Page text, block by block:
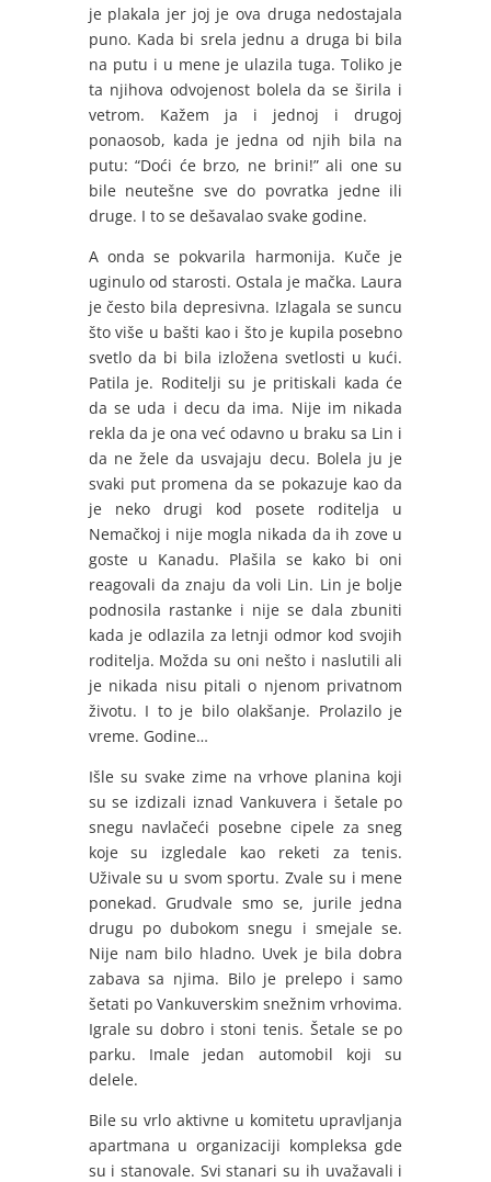
je plakala jer joj je ova druga nedostajala
puno. Kada bi srela jednu a druga bi bila
na putu i u mene je ulazila tuga. Toliko je
ta njihova odvojenost bolela da se širila i
vetrom. Kažem ja i jednoj i drugoj
ponaosob, kada je jedna od njih bila na
putu: “Doći će brzo, ne brini!” ali one su
bile neutešne sve do povratka jedne ili
druge. I to se dešavalao svake godine.
A onda se pokvarila harmonija. Kuče je
uginulo od starosti. Ostala je mačka. Laura
je često bila depresivna. Izlagala se suncu
što više u bašti kao i što je kupila posebno
svetlo da bi bila izložena svetlosti u kući.
Patila je. Roditelji su je pritiskali kada će
da se uda i decu da ima. Nije im nikada
rekla da je ona već odavno u braku sa Lin i
da ne žele da usvajaju decu. Bolela ju je
svaki put promena da se pokazuje kao da
je neko drugi kod posete roditelja u
Nemačkoj i nije mogla nikada da ih zove u
goste u Kanadu. Plašila se kako bi oni
reagovali da znaju da voli Lin. Lin je bolje
podnosila rastanke i nije se dala zbuniti
kada je odlazila za letnji odmor kod svojih
roditelja. Možda su oni nešto i naslutili ali
je nikada nisu pitali o njenom privatnom
životu. I to je bilo olakšanje. Prolazilo je
vreme. Godine…
Išle su svake zime na vrhove planina koji
su se izdizali iznad Vankuvera i šetale po
snegu navlačeći posebne cipele za sneg
koje su izgledale kao reketi za tenis.
Uživale su u svom sportu. Zvale su i mene
ponekad. Grudvale smo se, jurile jedna
drugu po dubokom snegu i smejale se.
Nije nam bilo hladno. Uvek je bila dobra
zabava sa njima. Bilo je prelepo i samo
šetati po Vankuverskim snežnim vrhovima.
Igrale su dobro i stoni tenis. Šetale se po
parku. Imale jedan automobil koji su
delele.
Bile su vrlo aktivne u komitetu upravljanja
apartmana u organizaciji kompleksa gde
su i stanovale. Svi stanari su ih uvažavali i